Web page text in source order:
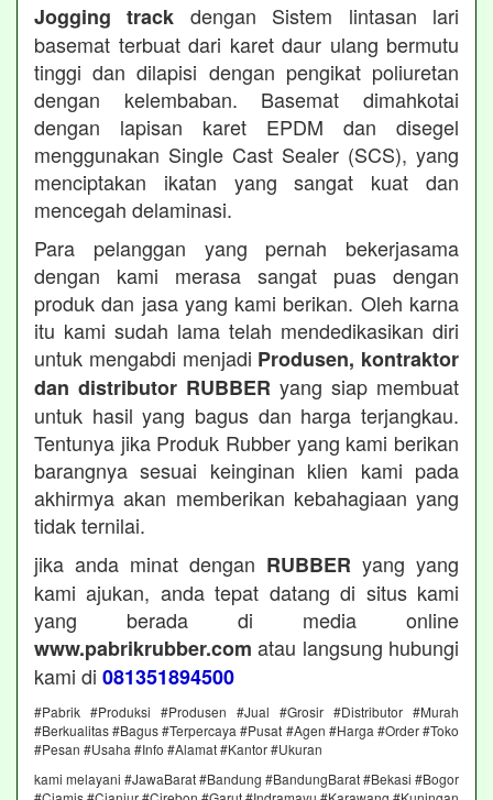
Jogging track dengan Sistem lintasan lari
basemat terbuat dari karet daur ulang bermutu
tinggi dan dilapisi dengan pengikat poliuretan
dengan kelembaban. Basemat dimahkotai
dengan lapisan karet EPDM dan disegel
menggunakan Single Cast Sealer (SCS), yang
menciptakan ikatan yang sangat kuat dan
mencegah delaminasi.
Para pelanggan yang pernah bekerjasama
dengan kami merasa sangat puas dengan
produk dan jasa yang kami berikan. Oleh karna
itu kami sudah lama telah mendedikasikan diri
untuk mengabdi menjadi Produsen, kontraktor
dan distributor RUBBER yang siap membuat
untuk hasil yang bagus dan harga terjangkau.
Tentunya jika Produk Rubber yang kami berikan
barangnya sesuai keinginan klien kami pada
akhirmya akan memberikan kebahagiaan yang
tidak ternilai.
jika anda minat dengan RUBBER yang yang
kami ajukan, anda tepat datang di situs kami
yang berada di media online
www.pabrikrubber.com atau langsung hubungi
kami di 081351894500
#Pabrik #Produksi #Produsen #Jual #Grosir #Distributor #Murah
#Berkualitas #Bagus #Terpercaya #Pusat #Agen #Harga #Order #Toko
#Pesan #Usaha #Info #Alamat #Kantor #Ukuran
kami melayani #JawaBarat #Bandung #BandungBarat #Bekasi #Bogor